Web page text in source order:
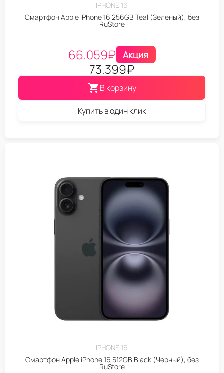
IPHONE 16
Смартфон Apple iPhone 16 256GB Teal (Зеленый), без
RuStore
66.059₽ Акция
73.399₽
В корзину
Купить в один клик
IPHONE 16
Смартфон Apple iPhone 16 512GB Black (Черный), без
RuStore